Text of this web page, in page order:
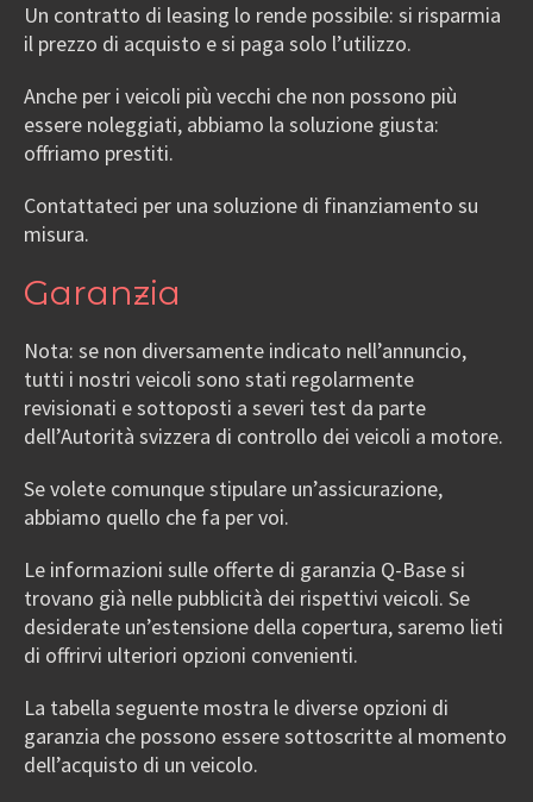
Un contratto di leasing lo rende possibile: si risparmia
il prezzo di acquisto e si paga solo l’utilizzo.
Anche per i veicoli più vecchi che non possono più
essere noleggiati, abbiamo la soluzione giusta:
offriamo prestiti.
Contattateci per una soluzione di finanziamento su
misura.
Garanzia
Nota: se non diversamente indicato nell’annuncio,
tutti i nostri veicoli sono stati regolarmente
revisionati e sottoposti a severi test da parte
dell’Autorità svizzera di controllo dei veicoli a motore.
Se volete comunque stipulare un’assicurazione,
abbiamo quello che fa per voi.
Le informazioni sulle offerte di garanzia Q-Base si
trovano già nelle pubblicità dei rispettivi veicoli. Se
desiderate un’estensione della copertura, saremo lieti
di offrirvi ulteriori opzioni convenienti.
La tabella seguente mostra le diverse opzioni di
garanzia che possono essere sottoscritte al momento
dell’acquisto di un veicolo.